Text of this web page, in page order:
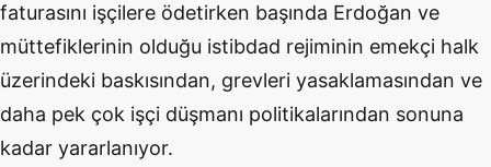
faturasını işçilere ödetirken başında Erdoğan ve
müttefiklerinin olduğu istibdad rejiminin emekçi halk
üzerindeki baskısından, grevleri yasaklamasından ve
daha pek çok işçi düşmanı politikalarından sonuna
kadar yararlanıyor.